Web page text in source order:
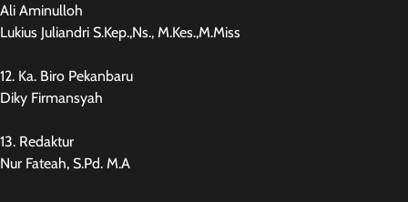
Ali Aminulloh
Lukius Juliandri S.Kep.,Ns., M.Kes.,M.Miss
12. Ka. Biro Pekanbaru
Diky Firmansyah
13. Redaktur
Nur Fateah, S.Pd. M.A